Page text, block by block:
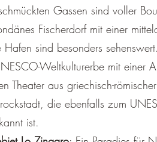
Gassen sind voller
Fischerdorf mit einer
Hafen sind besonders
Weltkulturerbe mit einer
Theater aus griechisch-
die ebenfalls zum
ist.